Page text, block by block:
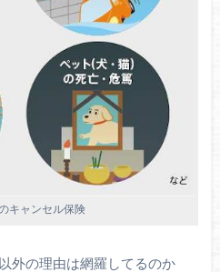
キャンセル保険
外の理由は網羅してるのか